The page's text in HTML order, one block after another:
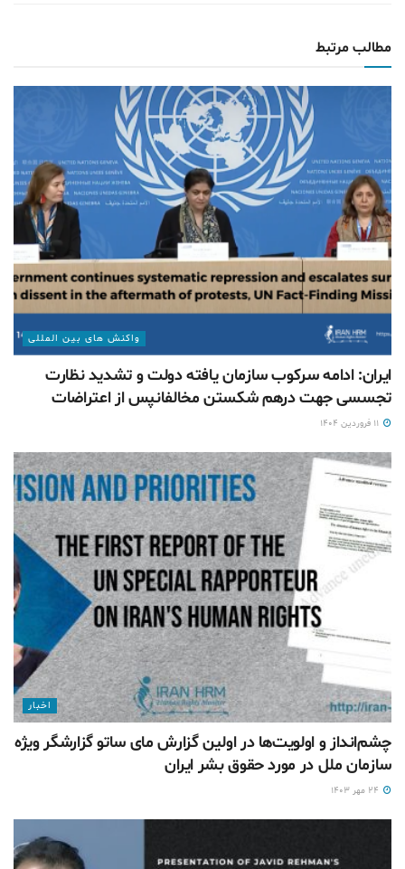
مطالب مرتبط
واکنش های بین المللی
ایران: ادامه سرکوب سازمان یافته دولت و تشدید نظارت
تجسسی جهت درهم شکستن مخالفانپس از اعتراضات
اخبار
چشم‌انداز و اولویت‌ها در اولین گزارش مای ساتو گزارشگر ویژه
سازمان ملل در مورد حقوق بشر ایران